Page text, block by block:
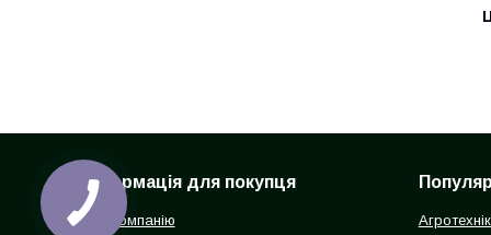
Інформація для покупця
Про компанію